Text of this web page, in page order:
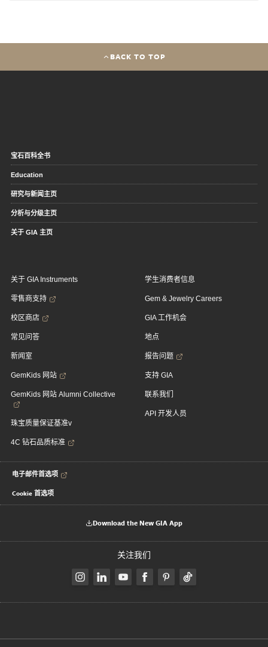
BACK TO TOP
宝石百科全书
Education
研究与新闻主页
分析与分级主页
关于 GIA 主页
关于 GIA Instruments
零售商支持
校区商店
常见问答
新闻室
GemKids 网站
GemKids 网站 Alumni Collective
珠宝质量保证基准v
4C 钻石品质标准
学生消费者信息
Gem & Jewelry Careers
GIA 工作机会
地点
报告问题
支持 GIA
联系我们
API 开发人员
电子邮件首选项
Cookie 首选项
Download the New GIA App
关注我们